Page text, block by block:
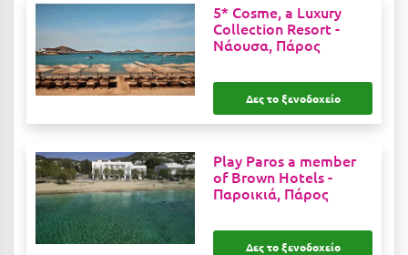
Κύμη Ευβοίας
Κυπαρισσία
Κύπρος
Λαγκάδια
Λακόπετρα Αχαΐας
5* Cosme, a Luxury
Collection Resort -
Νάουσα, Πάρος
Δες το ξενοδοχείο
Play Paros a member
of Brown Hotels -
Παροικιά, Πάρος
Δες το ξενοδοχείο